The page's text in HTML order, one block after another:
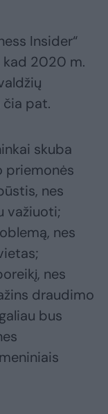
Insider“
kad 2020 m.
pat.
skuba
priemonės
nes
važiuoti;
nes
nes
draudimo
bus